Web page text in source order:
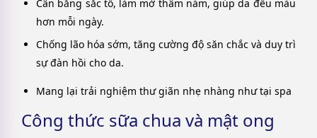
Cân bằng sắc tố, làm mờ thâm nám, giúp da đều màu
hơn mỗi ngày.
Chống lão hóa sớm, tăng cường độ săn chắc và duy trì
sự đàn hồi cho da.
Mang lại trải nghiệm thư giãn nhẹ nhàng như tại spa
Công thức sữa chua và mật ong